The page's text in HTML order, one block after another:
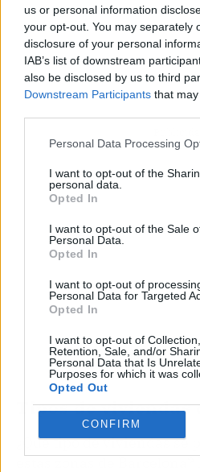
us or personal information
your opt-out. You may separately
disclosure of your personal
IAB’s list of downstream
also be disclosed by us to third
Downstream Participants that
Personal Data Processing
I want to opt-out of the
personal data.
Opted In
I want to opt-out of the Sale
Personal Data.
Opted In
I want to opt-out of
Personal Data for Targeted
Opted In
I want to opt-out of
Retention, Sale, and/or
Personal Data that Is
Purposes for which it was
Opted Out
CONFIRM
Tipos de
¿Qué tipo de viviendas se